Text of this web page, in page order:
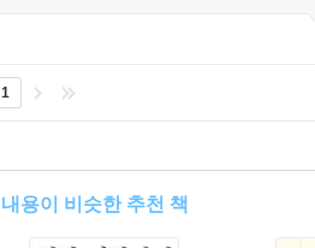
1
내용이 비슷한 추천 책